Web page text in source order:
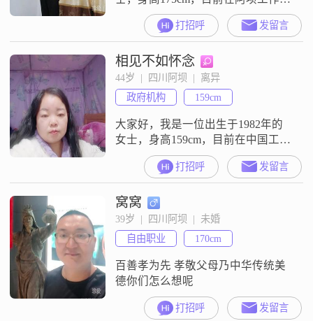
##3002##我的月收入在12001到
20000元之间，虽然学历是高中及以
下，但我一直保持着积极向上的生
活态度##3002##我性格开朗，喜欢
活在当下，对新鲜事物总是充满好
奇和热情##3002##无论是新的美食
##3001##新的景点，还是新的活
动，
打招呼 发留言
相见不如怀念
44岁  |  四川阿坝  |  离异
政府机构
159cm
大家好，我是一位出生于1982年的
女士，身高159cm，目前在中国工
作，月收入在5001到8000元之间
##3002##我拥有大学本科学历，对
待生活和工作都秉持着真诚可靠的
态度##3002##我非常重视家庭，认
为家庭是生活中最重要的一部分
##3002##性格开朗爱笑，温柔体
贴，独立自信，随和易相处
##3002##我喜欢
打招呼 发留言
窝窝
39岁  |  四川阿坝  |  未婚
自由职业
170cm
百善孝为先 孝敬父母乃中华传统美
德你们怎么想呢
打招呼 发留言